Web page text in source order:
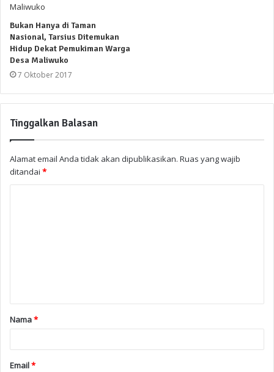
Bukan Hanya di Taman
Nasional, Tarsius Ditemukan
Hidup Dekat Pemukiman Warga
Desa Maliwuko
7 Oktober 2017
Tinggalkan Balasan
Alamat email Anda tidak akan dipublikasikan. Ruas yang wajib
ditandai *
Nama*
Email*